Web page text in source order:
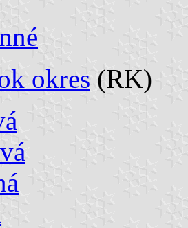
okres (RK)